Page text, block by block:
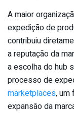
A maior
expedição de
contribuiu
a reputação da
a escolha do hub
processo de
marketplaces, um
expansão da